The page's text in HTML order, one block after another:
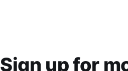
Sign up for